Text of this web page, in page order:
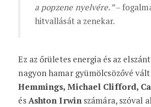
a popzene nyelvére.”–
hitvallását a zenekar.
Ez az őrületes energia és az
nagyon hamar gyümölcsözővé vált
Hemmings, Michael Clifford,
ésAshton Irwinszámára, szóval